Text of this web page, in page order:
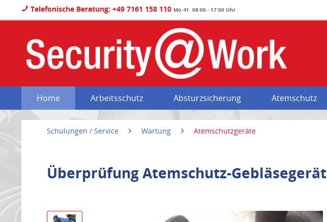
Telefonische Beratung: +49 7161 158 110 Mo.-Fr. 08:00 - 17:00 Uhr
Home Arbeitsschutz Absturzsicherung Atemschutz
Schulungen / Service Wartung Atemschutzgeräte
Überprüfung Atemschutz-Gebläsegerät